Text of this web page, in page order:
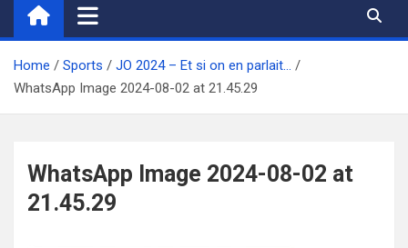
Home Sports
JO 2024 – Et si on en parlait…
WhatsApp Image 2024-08-02 at 21.45.29
WhatsApp Image 2024-08-02 at
21.45.29